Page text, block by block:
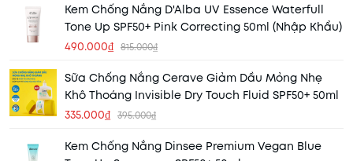
Kem Chống Nắng D'Alba UV Essence Waterfull
Tone Up SPF50+ Pink Correcting 50ml (Nhập Khẩu)
490.000₫ 815.000₫
Sữa Chống Nắng Cerave Giảm Dầu Mỏng Nhẹ
Khô Thoáng Invisible Dry Touch Fluid SPF50+ 50ml
335.000₫ 395.000₫
Kem Chống Nắng Dinsee Premium Vegan Blue